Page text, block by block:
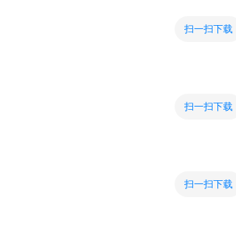
扫一扫下载
扫一扫下载
扫一扫下载